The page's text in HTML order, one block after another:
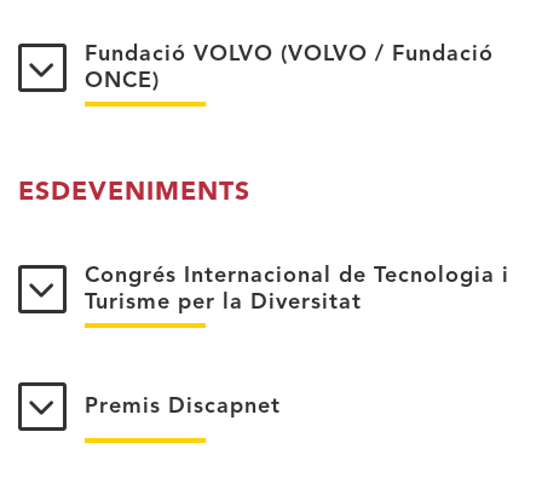
Fundació VOLVO (VOLVO / Fundació
ONCE)
ESDEVENIMENTS
Congrés Internacional de Tecnologia i
Turisme per la Diversitat
Premis Discapnet